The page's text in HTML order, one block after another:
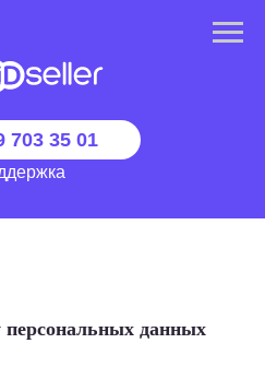
703 35 01
персональных данных